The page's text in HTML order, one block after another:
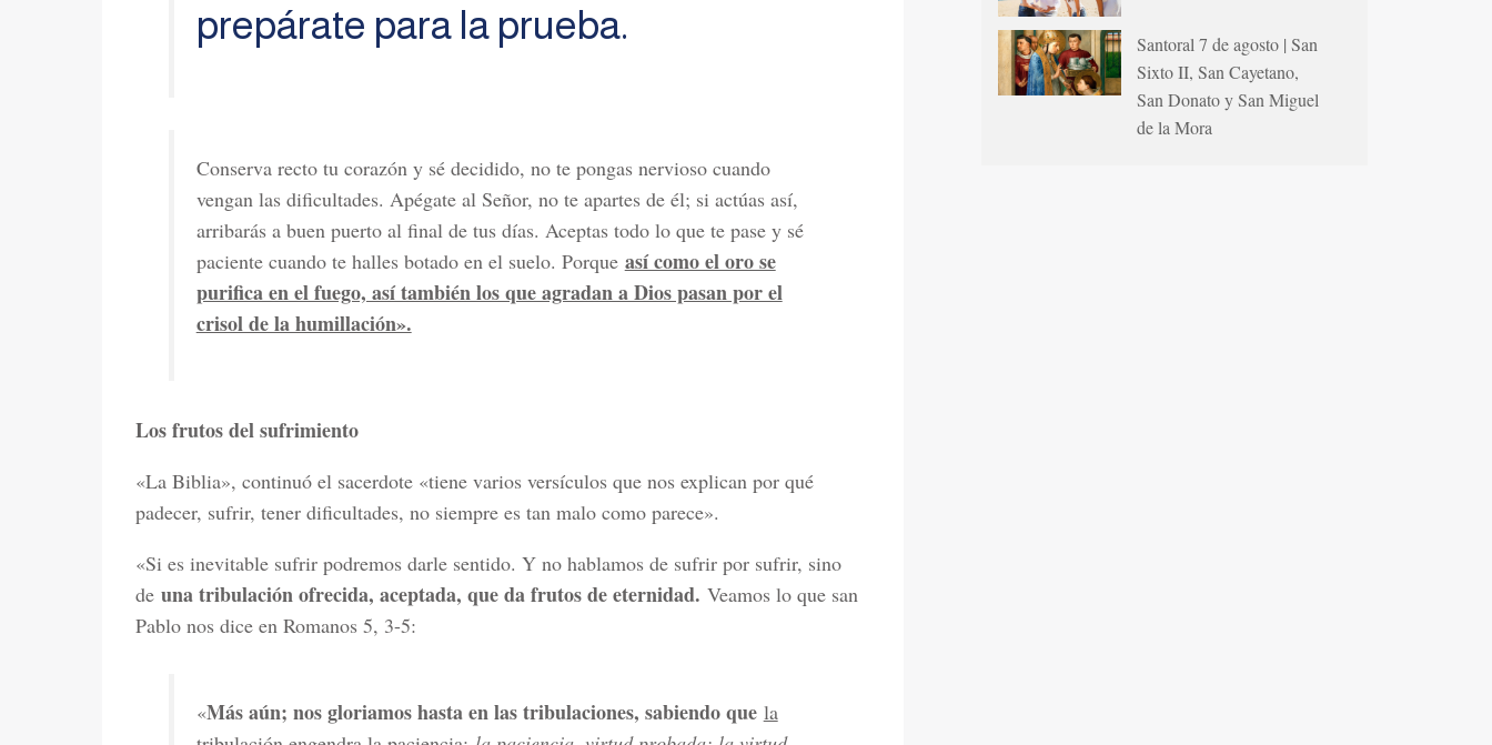
prepárate para la prueba.
Conserva recto tu corazón y sé decidido, no te pongas nervioso cuando
vengan las dificultades. Apégate al Señor, no te apartes de él; si actúas así,
arribarás a buen puerto al final de tus días. Aceptas todo lo que te pase y sé
paciente cuando te halles botado en el suelo. Porque así como el oro se
purifica en el fuego, así también los que agradan a Dios pasan por el
crisol de la humillación».
Los frutos del sufrimiento
«La Biblia», continuó el sacerdote «tiene varios versículos que nos explican por qué
padecer, sufrir, tener dificultades, no siempre es tan malo como parece».
«Si es inevitable sufrir podremos darle sentido. Y no hablamos de sufrir por sufrir, sino
de una tribulación ofrecida, aceptada, que da frutos de eternidad. Veamos lo que san
Pablo nos dice en Romanos 5, 3-5:
«Más aún; nos gloriamos hasta en las tribulaciones, sabiendo que la
Santoral 7 de agosto | San
Sixto II, San Cayetano,
San Donato y San Miguel
de la Mora